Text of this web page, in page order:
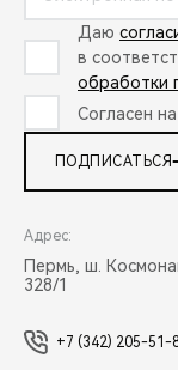
Даю
в
обработки
Согласен на
ПОДПИСАТЬСЯ
Адрес:
Пермь, ш.
328/1
+7 (342) 205-51-